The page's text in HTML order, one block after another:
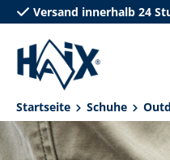
Zur
Versand innerhalb 24
Startseite Schuhe
Bildergalerie überspringen